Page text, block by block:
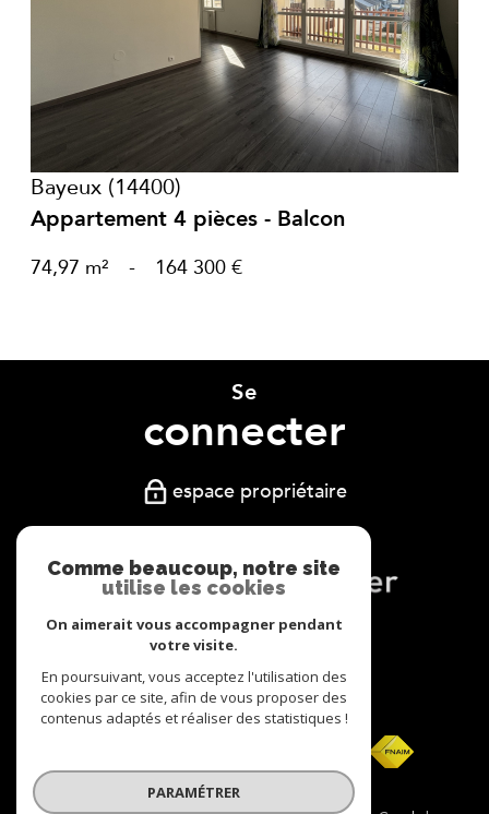
voir le bien
Bayeux (14400)
Appartement 4 pièces - Balcon
74,97 m² - 164 300 €
Se
connecter
espace propriétaire
Nous
adhérons
Comme beaucoup, notre site
utilise les cookies
On aimerait vous accompagner pendant
votre visite.
En poursuivant, vous acceptez l'utilisation des
cookies par ce site, afin de vous proposer des
contenus adaptés et réaliser des statistiques !
PARAMÉTRER